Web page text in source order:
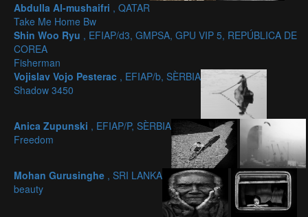
Abdulla Al-mushaifri , QATAR
Take Me Home Bw
Shin Woo Ryu , EFIAP/d3, GMPSA, GPU VIP 5, REPÚBLICA DE
COREA
Fisherman
Vojislav Vojo Pesterac , EFIAP/b, SÈRBIA
Shadow 3450
Anica Zupunski , EFIAP/P, SÈRBIA
Freedom
Mohan Gurusinghe , SRI LANKA
beauty